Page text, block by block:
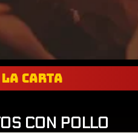
CARTA
CON POLLO